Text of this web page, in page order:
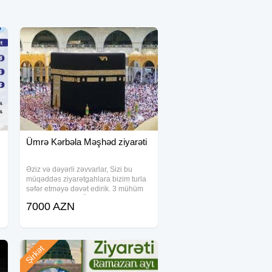
Ümrə Kərbəla Məşhəd ziyarəti
Əziz və dəyərli zəvvarlar, Sizi bu
müqəddəs ziyarətgahlara bizim turla
səfər etməyə dəvət edirik. 3 mühüm
Məşhəd – bir turda birləşərək, mənəvi
unudulmaz
7000 AZN
Şirkət